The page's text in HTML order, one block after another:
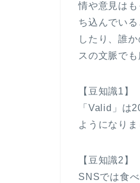
情や意見は
ち込んでい
したり、誰
スの文脈で
【豆知識1】
「Valid」は
ようになり
【豆知識2】
SNSでは食